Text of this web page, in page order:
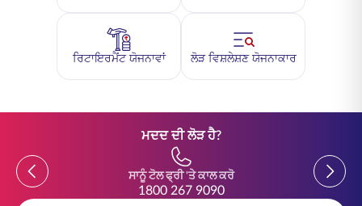
ਰਿਟਾਇਰਮੈਂਟ ਯੋਜਨਾਵਾਂ ਲੋੜ ਵਿਸ਼ਲੇਸ਼ਣ ਯੋਜਨਾਕਾਰ
ਮਦਦ ਦੀ ਲੋੜ ਹੈ?
Previous
ਸਾਨੂੰ ਟੋਲ ਫ੍ਰੀ 'ਤੇ ਕਾਲ ਕਰੋ
1800 267 9090
Previous